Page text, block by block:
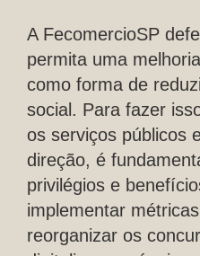
A FecomercioSP
permita uma
como forma de
social. Para fazer
os serviços públicos
direção, é
privilégios e
implementar
reorganizar os